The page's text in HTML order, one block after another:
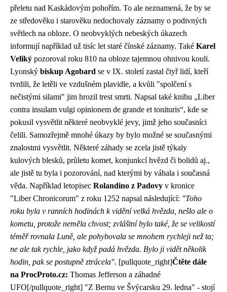
přeletu nad Kaskádovým pohořím. To ale neznamená, že by se
ze středověku i starověku nedochovaly záznamy o podivných
světlech na obloze. O neobvyklých nebeských úkazech
informují například už tisíc let staré čínské záznamy. Také Karel
Veliký pozoroval roku 810 na obloze tajemnou ohnivou kouli.
Lyonský biskup Agobard se v IX. století zastal čtyř lidí, kteří
tvrdili, že letěli ve vzdušném plavidle, a kvůli "spolčení s
nečistými silami" jim hrozil trest smrti. Napsal také knihu „Liber
contra insulam vulgi opinionem de grande et tonituris“, kde se
pokusil vysvětlit některé neobvyklé jevy, jimž jeho současníci
čelili. Samozřejmě mnohé úkazy by bylo možné se současnými
znalostmi vysvětlit. Některé záhady se zcela jistě týkaly
kulových blesků, průletu komet, konjunkcí hvězd či bolidů aj.,
ale jistě tu byla i pozorování, nad kterými by váhala i současná
věda. Například letopisec Rolandino z Padovy v kronice
"Liber Chronicorum" z roku 1252 napsal následující: "Toho
roku byla v ranních hodinách k vidění velká hvězda, nešlo ale o
kometu, protože neměla chvost; zvláštní bylo také, že se velikostí
téměř rovnala Luně, ale pohybovala se mnohem rychleji než ta;
ne ale tak rychle, jako když padá hvězda. Bylo ji vidět několik
hodin, pak se postupně ztrácela". [pullquote_right]Čtěte dále
na ProcProto.cz: Thomas Jefferson a záhadné
UFO[/pullquote_right] "Z Bernu ve Švýcarsku 29. ledna" - stojí